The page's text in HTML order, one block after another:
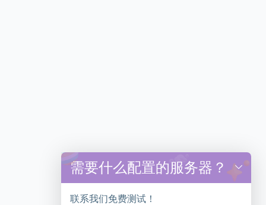
t
需要什么配置的服务器？
联系我们免费测试！